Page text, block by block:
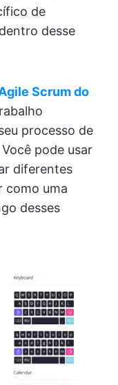
de
desse
Scrum do
processo de
pode usar
diferentes
como uma
desses